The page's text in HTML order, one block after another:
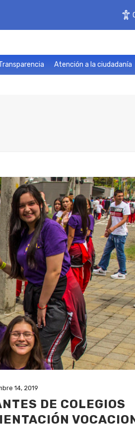
Atención a la ciudadanía
14, 2019
DE COLEGIOS